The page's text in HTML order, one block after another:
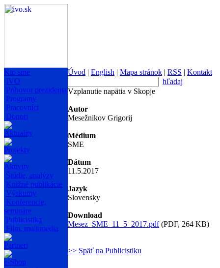
Kto sme
IVO
Príhovor prezidenta
Programy
Pracovníci
Donori
Aktuality
Projekty
Aktivity
Štúdie, analýzy
Knižné publikácie
Výskumy
Konferencie,
semináre
Publicistika
Film, multimedia
Partneri
e-Shop
Úvod | English | Mapa stránok | RSS | Kontakt
hľadaj
Vzplanutie napätia v Skopje
Autor
Mesežnikov Grigorij
Médium
SME
Dátum
11.5.2017
Jazyk
Slovensky
Download
Mesez_SME_11_5_2017.pdf(PDF, 264 KB)
>> Späť na Publicistiku